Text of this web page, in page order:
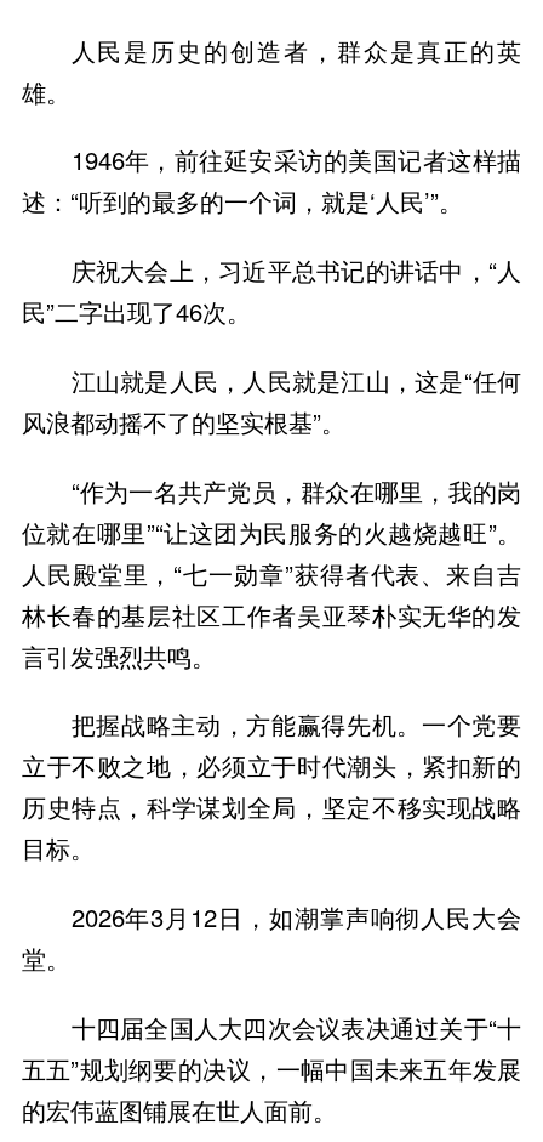
人民是历史的创造者，群众是真正的英
雄。
1946年，前往延安采访的美国记者这样描
述：“听到的最多的一个词，就是‘人民’”。
庆祝大会上，习近平总书记的讲话中，“人
民”二字出现了46次。
江山就是人民，人民就是江山，这是“任何
风浪都动摇不了的坚实根基”。
“作为一名共产党员，群众在哪里，我的岗
位就在哪里”“让这团为民服务的火越烧越旺”。
人民殿堂里，“七一勋章”获得者代表、来自吉
林长春的基层社区工作者吴亚琴朴实无华的发
言引发强烈共鸣。
把握战略主动，方能赢得先机。一个党要
立于不败之地，必须立于时代潮头，紧扣新的
历史特点，科学谋划全局，坚定不移实现战略
目标。
2026年3月12日，如潮掌声响彻人民大会
堂。
十四届全国人大四次会议表决通过关于“十
五五”规划纲要的决议，一幅中国未来五年发展
的宏伟蓝图铺展在世人面前。